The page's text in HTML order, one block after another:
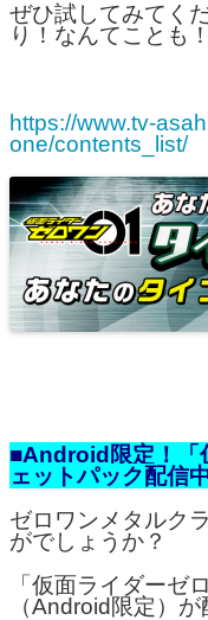
ぜひ試してみてく
り！なんてことも
https://www.tv-
one/contents_list/
■Android限定！「
ェットパック配信
ゼロワンメタルク
がでしょうか？
「仮面ライダーゼ
（Android限定）が